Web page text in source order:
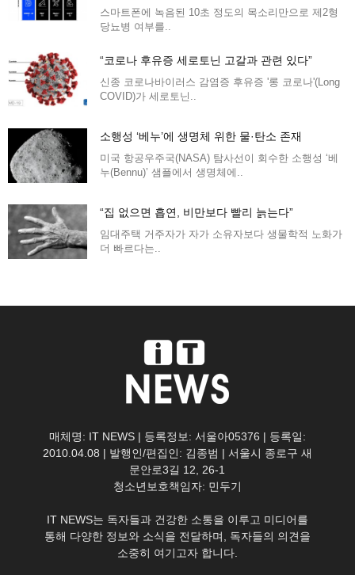
스마트폰에 녹음된 10초 정도의 목소리만으로 제2형
당뇨병 여부를..
“코로나 후유증 세로토닌 고갈과 관련 있다”
신종 코로나바이러스 감염증 후유증 '롱 코로나'(Long
COVID)가 세로토닌..
소행성 ‘베누’에 생명체 위한 물·탄소 존재
미국 항공우주국(NASA) 탐사선이 회수한 소행성 ‘베
누(Bennu)’ 샘플에서 생명체에..
“집 없으면 흡연, 비만보다 빨리 늙는다”
임대주택 거주자가 자가 소유자보다 생물학적 노화가
더 빠르다는..
매체명: IT NEWS | 등록정보: 서울아05376 | 등록일:
2010.04.08 | 발행인/편집인: 김종범 | 서울시 종로구 새
문안로3길 12, 26-1
청소년보호책임자: 민두기
IT NEWS는 독자들과 건강한 소통을 이루고 미디어를
통해 다양한 정보와 소식을 전달하며, 독자들의 의견을
소중히 여기고자 합니다.